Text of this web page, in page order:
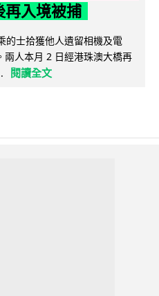
再入境被捕
的士拾獲他人遺留相機及電
人本月 2 日經港珠澳大橋再
閱讀全文